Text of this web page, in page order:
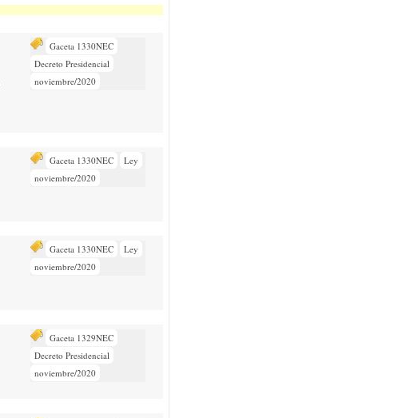
Gaceta 1330NEC
Decreto Presidencial
noviembre/2020
Gaceta 1330NEC
Ley
noviembre/2020
Gaceta 1330NEC
Ley
noviembre/2020
Gaceta 1329NEC
Decreto Presidencial
noviembre/2020